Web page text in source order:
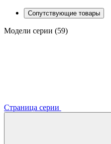
Сопутствующие товары
Модели серии (59)
Страница серии